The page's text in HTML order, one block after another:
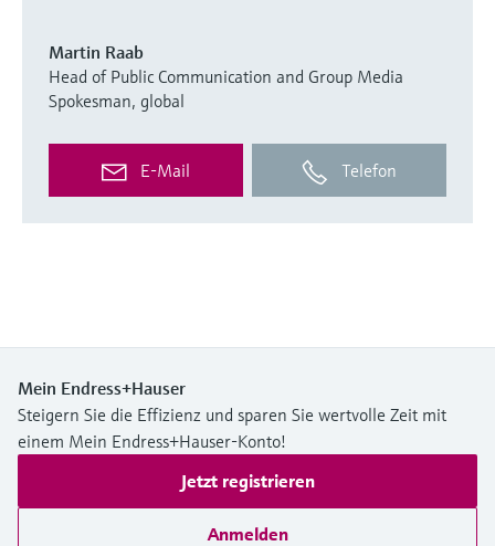
Martin Raab
Head of Public Communication and Group Media
Spokesman, global
E-Mail Telefon
Mein Endress+Hauser
Steigern Sie die Effizienz und sparen Sie wertvolle Zeit mit
einem Mein Endress+Hauser-Konto!
Jetzt registrieren
Anmelden